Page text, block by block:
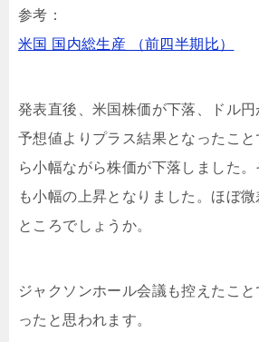
参考：
米国 国内総生産 （前四半期比）
発表直後、米国株価が下落、ドル円
予想値よりプラス結果となったこ
ら小幅ながら株価が下落しました
も小幅の上昇となりました。ほぼ
ところでしょうか。
ジャクソンホール会議も控えたこ
ったと思われます。